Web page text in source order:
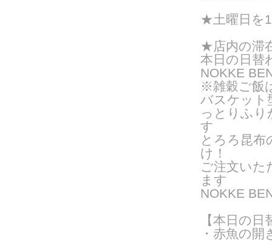
★土曜日を
★店内の滞
本日の日替
NOKKE
※雑穀ご飯
バスケット
っとりふり
す
とろろ昆布
け！
ご注文いた
ま す
NOKKE
【本日の
・赤魚の開